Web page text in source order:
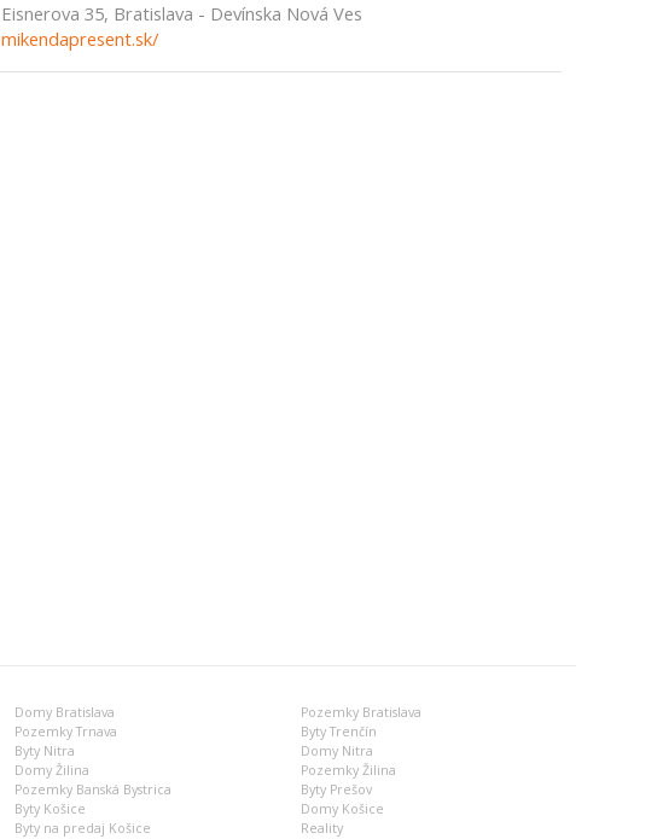
Eisnerova 35, Bratislava - Devínska Nová Ves
mikendapresent.sk/
Domy Bratislava
Pozemky Bratislava
Pozemky Trnava
Byty Trenčín
Byty Nitra
Domy Nitra
Domy Žilina
Pozemky Žilina
Pozemky Banská Bystrica
Byty Prešov
Byty Košice
Domy Košice
Byty na predaj Košice Reality